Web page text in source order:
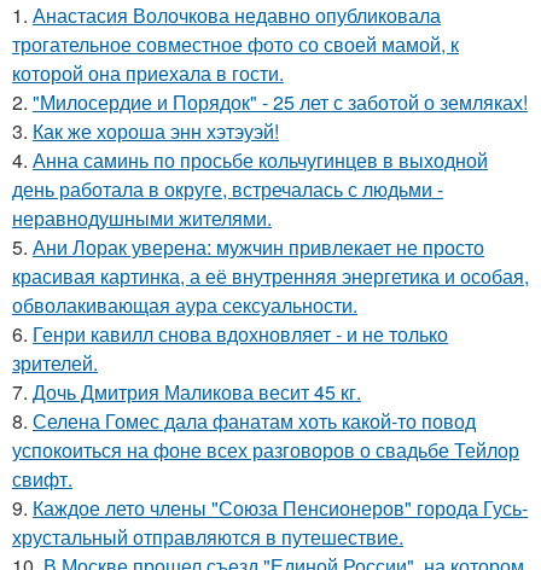
1. Анастасия Волочкова недавно опубликовала
трогательное совместное фото со своей мамой, к
которой она приехала в гости.
2. "Милосердие и Порядок" - 25 лет с заботой о земляках!
3. Как же хороша энн хэтэуэй!
4. Анна саминь по просьбе кольчугинцев в выходной
день работала в округе, встречалась с людьми -
неравнодушными жителями.
5. Ани Лорак уверена: мужчин привлекает не просто
красивая картинка, а её внутренняя энергетика и особая,
обволакивающая аура сексуальности.
6. Генри кавилл снова вдохновляет - и не только
зрителей.
7. Дочь Дмитрия Маликова весит 45 кг.
8. Селена Гомес дала фанатам хоть какой-то повод
успокоиться на фоне всех разговоров о свадьбе Тейлор
свифт.
9. Каждое лето члены "Союза Пенсионеров" города Гусь-
хрустальный отправляются в путешествие.